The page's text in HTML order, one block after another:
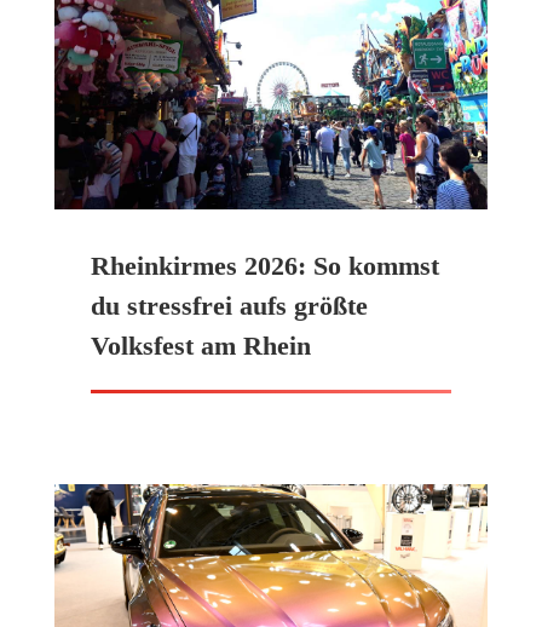
Rheinkirmes 2026: So kommst
du stressfrei aufs größte
Volksfest am Rhein